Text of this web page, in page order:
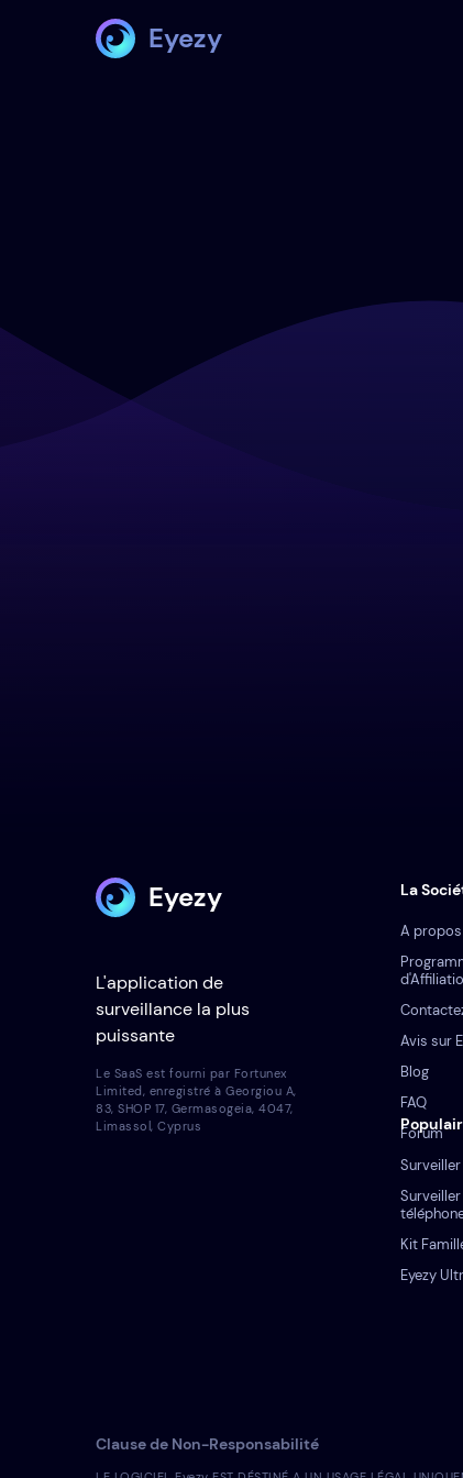
Eyezy
Eyezy
L'application de
surveillance la plus
puissante
La
A propos
Avis sur
Blog
FAQ
Forum
Surveiller
Kit
Eyezy
Le SaaS est fourni par Fortunex
Limited, enregistré à Georgiou A,
83, SHOP 17, Germasogeia, 4047,
Limassol, Cyprus
Clause de Non-Responsabilité